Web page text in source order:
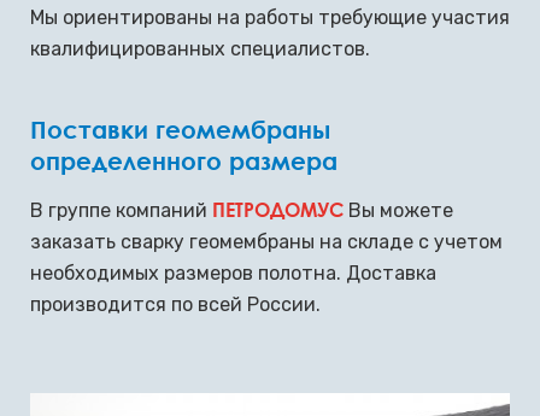
Мы ориентированы на работы требующие участия
квалифицированных специалистов.
Поставки геомембраны
определенного размера
В группе компаний ПЕТРОДОМУС Вы можете
заказать сварку геомембраны на складе с учетом
необходимых размеров полотна. Доставка
производится по всей России.